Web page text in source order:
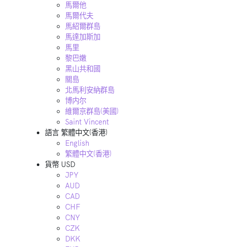
馬爾他
馬爾代夫
馬紹爾群島
馬達加斯加
馬里
黎巴嫩
黑山共和國
關島
北馬利安納群島
博内尔
維爾京群島(美國)
Saint Vincent
語言 繁體中文(香港)
English
繁體中文(香港)
貨幣 USD
JPY
AUD
CAD
CHF
CNY
CZK
DKK